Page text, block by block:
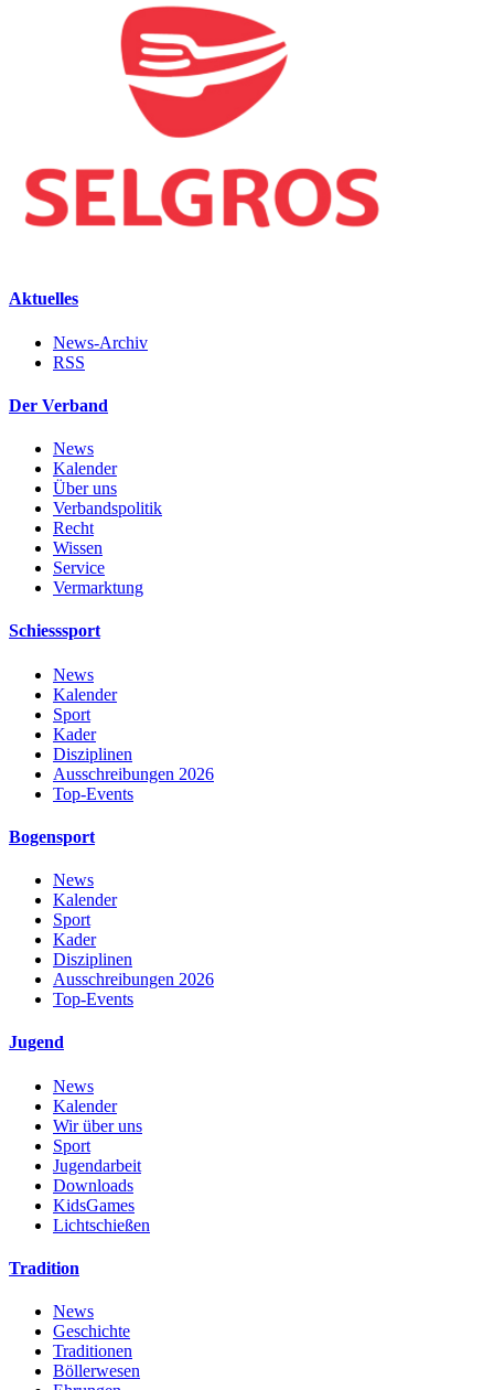
Aktuelles
News-Archiv
RSS
Der Verband
News
Kalender
Über uns
Verbandspolitik
Recht
Wissen
Service
Vermarktung
Schiesssport
News
Kalender
Sport
Kader
Disziplinen
Ausschreibungen 2026
Top-Events
Bogensport
News
Kalender
Sport
Kader
Disziplinen
Ausschreibungen 2026
Top-Events
Jugend
News
Kalender
Wir über uns
Sport
Jugendarbeit
Downloads
KidsGames
Lichtschießen
Tradition
News
Geschichte
Traditionen
Böllerwesen